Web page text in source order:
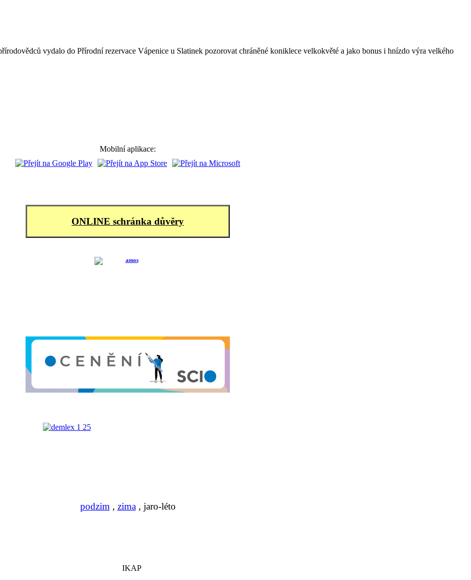
vydalo do Přírodní rezervace Vápenice u Slatinek pozorovat chráněné koniklece velkokvěté a jako bonus i hnízdo výra velkého
Mobilní aplikace:
ONLINE schránka důvěry
podzim, zima, jaro-léto